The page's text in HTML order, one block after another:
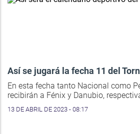
Así se jugará la fecha 11 del
En esta fecha tanto Nacional como
recibirán a Fénix y Danubio,
13 DE ABRIL DE 2023 - 08:17